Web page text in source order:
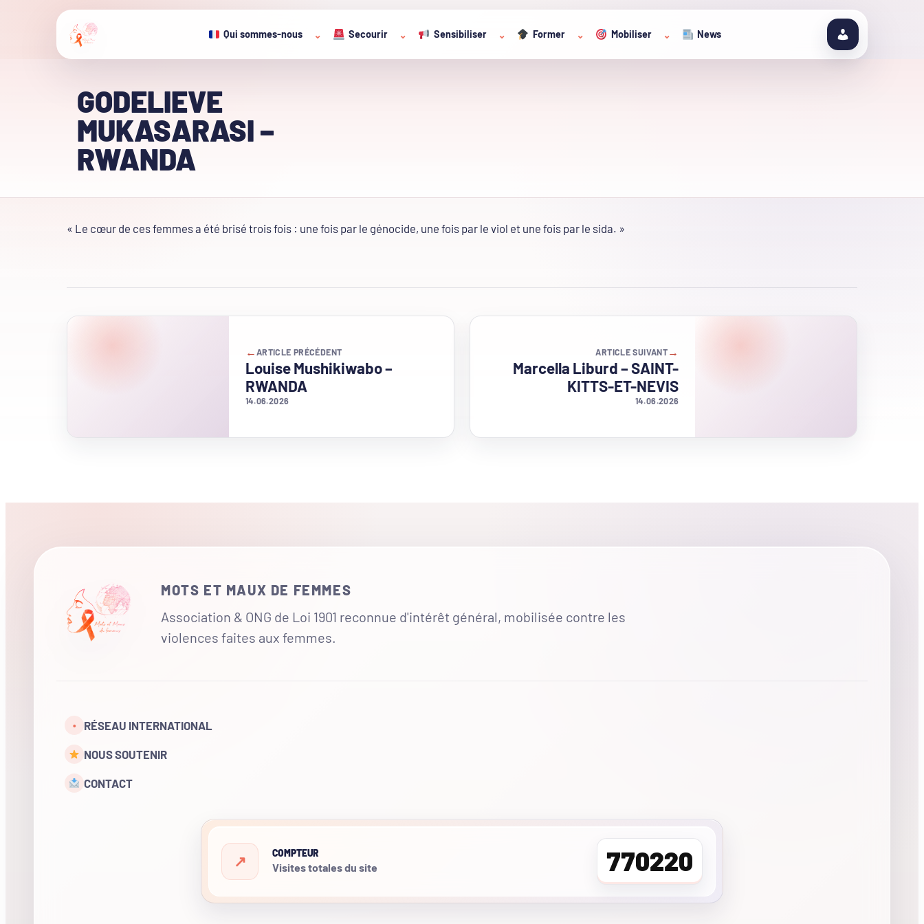
Qui sommes-nous ⌄ Secourir ⌄ Sensibiliser ⌄ Former ⌄ Mobiliser ⌄ News
GODELIEVE
MUKASARASI –
RWANDA
« Le cœur de ces femmes a été brisé trois fois : une fois par le génocide, une fois par le viol et une fois par le sida. »
← ARTICLE PRÉCÉDENT
Louise Mushikiwabo –
RWANDA
14.06.2026
→
ARTICLE SUIVANT
Marcella Liburd – SAINT-
KITTS-ET-NEVIS
14.06.2026
MOTS ET MAUX DE FEMMES
Association & ONG de Loi 1901 reconnue d'intérêt général, mobilisée contre les
violences faites aux femmes.
• RÉSEAU INTERNATIONAL
NOUS SOUTENIR
CONTACT
COMPTEUR
Visites totales du site 770220